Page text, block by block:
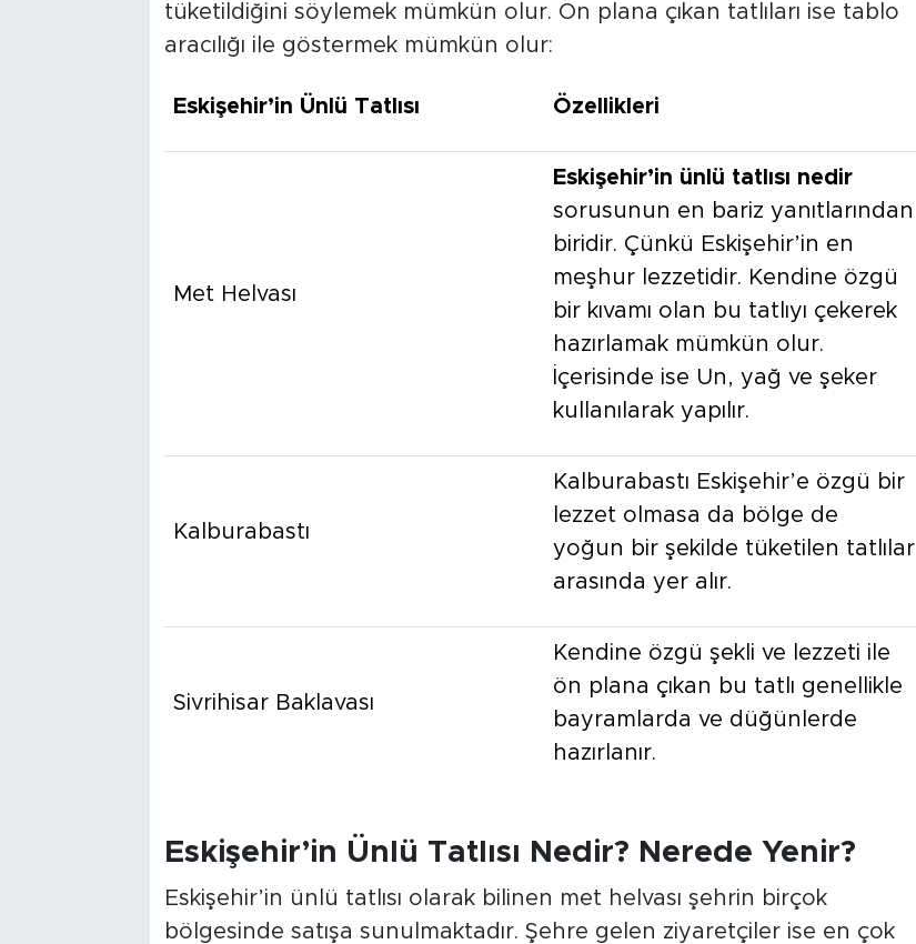
tüketildiğini söylemek mümkün olur. Ön plana çıkan tatlıları ise tablo
aracılığı ile göstermek mümkün olur:
Eskişehir’in Ünlü Tatlısı Özellikleri
Met Helvası
Eskişehir’in ünlü tatlısı nedir
sorusunun en bariz yanıtlarından
biridir. Çünkü Eskişehir’in en
meşhur lezzetidir. Kendine özgü
bir kıvamı olan bu tatlıyı çekerek
hazırlamak mümkün olur.
İçerisinde ise Un, yağ ve şeker
kullanılarak yapılır.
Kalburabastı
Kalburabastı Eskişehir’e özgü bir
lezzet olmasa da bölge de
yoğun bir şekilde tüketilen tatlılar
arasında yer alır.
Sivrihisar Baklavası
Kendine özgü şekli ve lezzeti ile
ön plana çıkan bu tatlı genellikle
bayramlarda ve düğünlerde
hazırlanır.
Eskişehir’in Ünlü Tatlısı Nedir? Nerede Yenir?
Eskişehir’in ünlü tatlısı olarak bilinen met helvası şehrin birçok
bölgesinde satışa sunulmaktadır. Şehre gelen ziyaretçiler ise en çok